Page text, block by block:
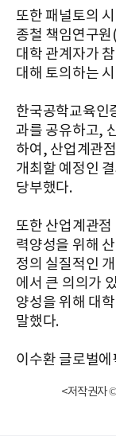
또한 패널토의
종철 책임연구
대학 관계자가
대해 토의하는
한국공학교육인
과를 공유하고,
하여, 산업계관
개최할 예정인
당부했다.
또한 산업계관
력양성을 위해
정의 실질적인
에서 큰 의의가
양성을 위해 대
말했다.
이수환 글로벌
<저작권자